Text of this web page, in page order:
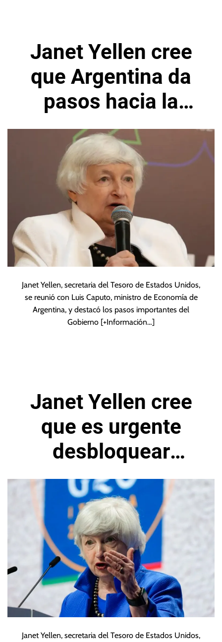
Janet Yellen cree
que Argentina da
pasos hacia la
sostenibilidad
fiscal
Janet Yellen, secretaria del Tesoro de Estados Unidos,
se reunió con Luis Caputo, ministro de Economía de
Argentina, y destacó los pasos importantes del
Gobierno [+Información…]
Janet Yellen cree
que es urgente
desbloquear
activos rusos
congelados
Janet Yellen, secretaria del Tesoro de Estados Unidos,